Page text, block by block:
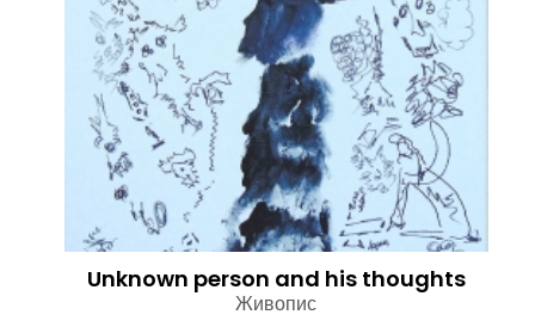
Unknown person and his thoughts
Живопис